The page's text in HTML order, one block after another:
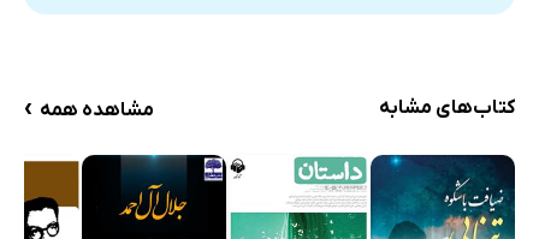
کتاب‌های مشابه مشاهده همه ›